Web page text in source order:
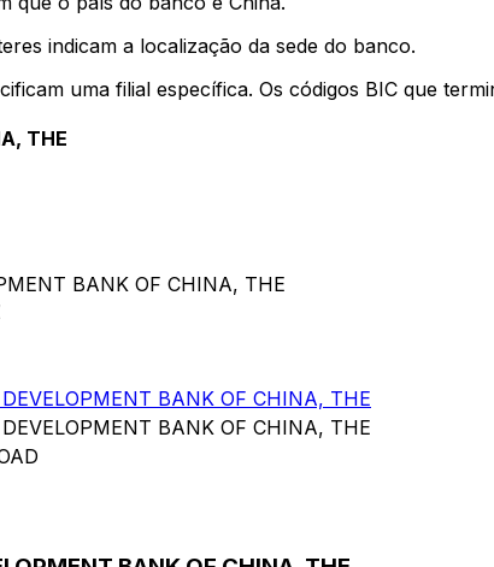
indicam a localização da sede do banco.
uma filial específica. Os códigos BIC que
THE
BANK OF CHINA, THE
BANK OF CHINA, THE
BANK OF CHINA, THE